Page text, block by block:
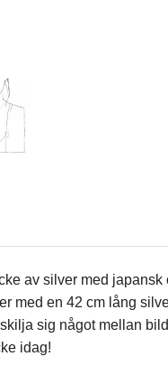
av silver med
med en 42 cm lång
sig något mellan
idag!